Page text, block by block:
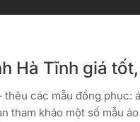
Hà Tĩnh giá
các mẫu đồng phục:
tham khảo một số mẫu